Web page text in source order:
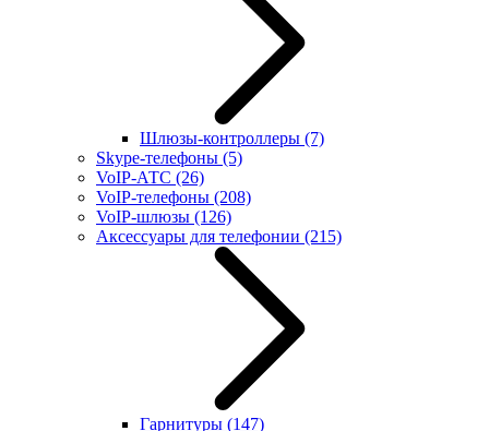
Шлюзы-контроллеры (7)
Skype-телефоны (5)
VoIP-АТС (26)
VoIP-телефоны (208)
VoIP-шлюзы (126)
Аксессуары для телефонии (215)
Гарнитуры (147)